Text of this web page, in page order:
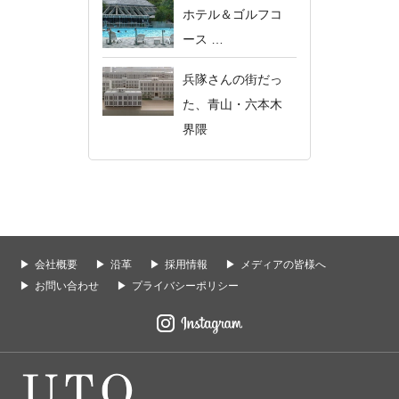
ホテル＆ゴルフコ
ース …
兵隊さんの街だっ
た、青山・六本木
界隈
会社概要 沿革 採用情報
メディアの皆様へ
お問い合わせ
プライバシーポリシー